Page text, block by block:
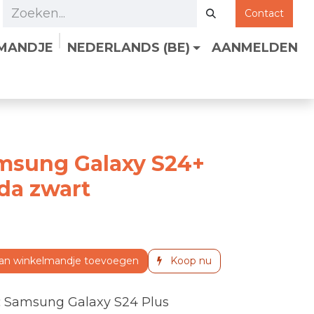
Contact
NEDERLANDS (BE)
AANMELDEN
Galaxy S24+
zwart
winkelmandje toevoegen Koop nu
Samsung Galaxy S24 Plus